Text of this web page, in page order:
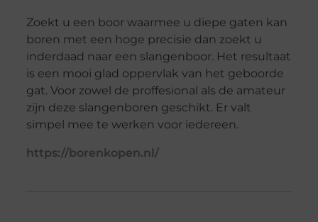
Zoekt u een boor waarmee u diepe gaten kan
boren met een hoge precisie dan zoekt u
inderdaad naar een slangenboor. Het resultaat
is een mooi glad oppervlak van het geboorde
gat. Voor zowel de proffesional als de amateur
zijn deze slangenboren geschikt. Er valt
simpel mee te werken voor iedereen.
https://borenkopen.nl/